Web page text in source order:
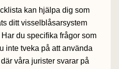
kan hjälpa dig som
ditt visselblåsarsystem
du specifika frågor som
inte tveka på att använda
våra jurister svarar på